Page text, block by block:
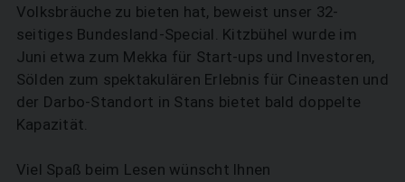
Volksbräuche zu bieten hat, beweist unser 32-
seitiges Bundesland-Special. Kitzbühel wurde im
Juni etwa zum Mekka für Start-ups und Investoren,
Sölden zum spektakulären Erlebnis für Cineasten und
der Darbo-Standort in Stans bietet bald doppelte
Kapazität.
Viel Spaß beim Lesen wünscht Ihnen